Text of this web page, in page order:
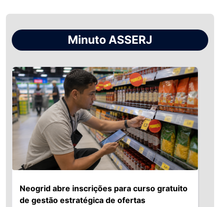
Minuto ASSERJ
Neogrid abre inscrições para curso gratuito
de gestão estratégica de ofertas